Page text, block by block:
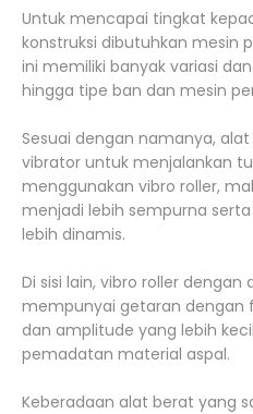
Untuk mencapai tingkat
konstruksi dibutuhkan mesin
ini memiliki banyak variasi
hingga tipe ban dan mesin
Sesuai dengan namanya,
vibrator untuk menjalankan
menggunakan vibro roller,
menjadi lebih sempurna
lebih dinamis.
Di sisi lain, vibro roller dengan
mempunyai getaran dengan
dan amplitude yang lebih
pemadatan material aspal.
Keberadaan alat berat yang